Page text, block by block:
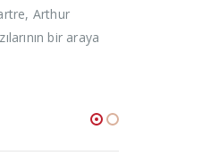
Arthur
bir araya